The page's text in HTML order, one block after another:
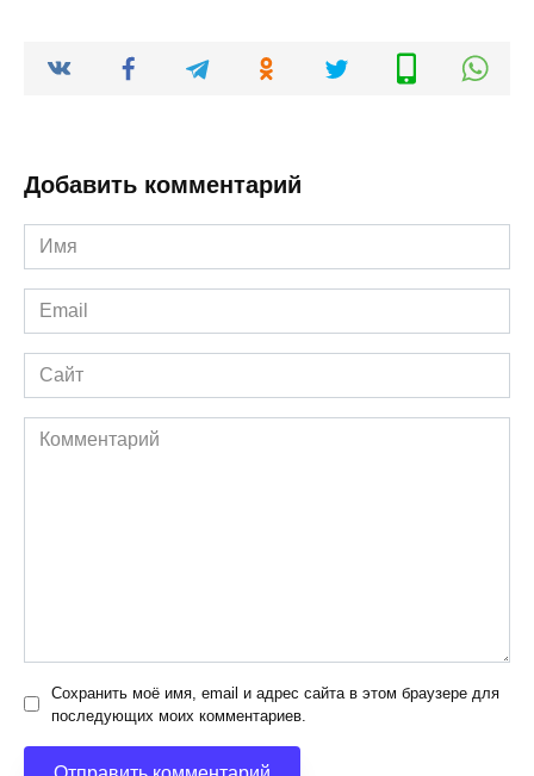
Добавить комментарий
Имя
*
Email
*
Сайт
Комментарий
Сохранить моё имя, email и адрес сайта в этом браузере для
последующих моих комментариев.